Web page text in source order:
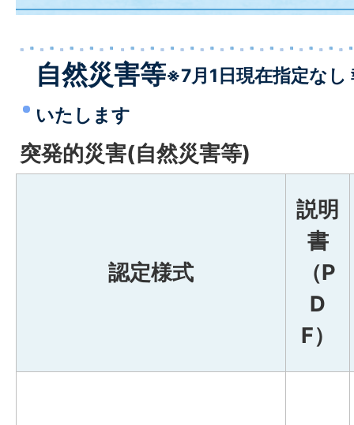
自然災害等※7月1日現在指定なし
いたします
突発的災害(自然災害等)
認定様式
説明
書
（P
D
F）